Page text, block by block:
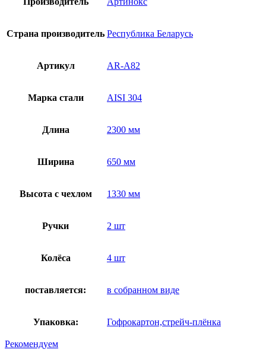
Страна производитель Республика Беларусь
Артикул AR-A82
Марка стали AISI 304
Длина 2300 мм
Ширина 650 мм
Высота с чехлом 1330 мм
Ручки 2 шт
Колёса 4 шт
поставляется: в собранном виде
Упаковка: Гофрокартон,стрейч-плёнка
Рекомендуем